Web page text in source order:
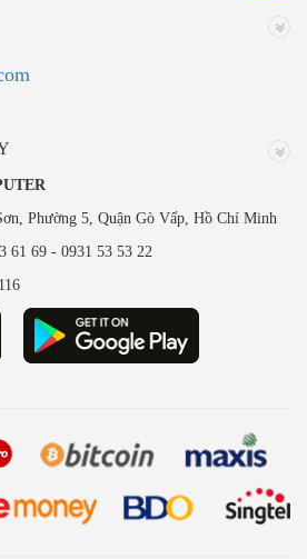
Phường 5, Quận Gò Vấp, Hồ Chí Minh
61 69 - 0931 53 53 22